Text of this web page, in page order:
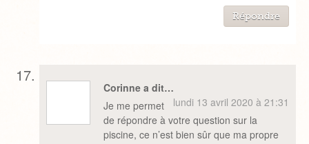
Répondre
Corinne a dit…
lundi 13 avril 2020 à 21:31
Je me permet
de répondre à votre question sur la
piscine, ce n’est bien sûr que ma propre